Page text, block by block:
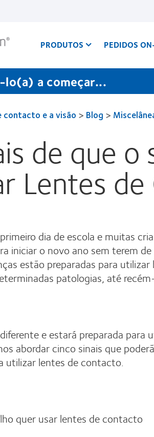
PRODUTOS PEDIDOS
lo(a) a começar...
contacto e a visão > Blog >
de que
Lentes
dia de escola e muitas
iniciar o novo ano sem terem
estão preparadas para
patologias, até
e estará preparada
abordar cinco sinais que
utilizar lentes de contacto.
quer usar lentes de contacto